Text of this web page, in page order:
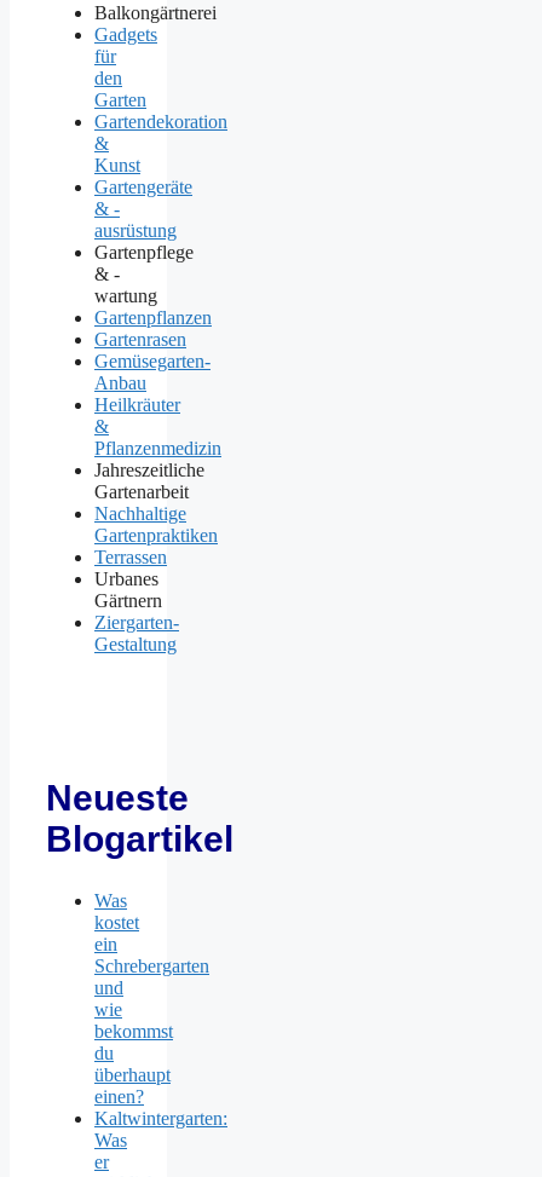
Balkongärtnerei
Gadgets
für
den
Garten
Gartendekoration
&
Kunst
Gartengeräte
& -
ausrüstung
Gartenpflege
& -
wartung
Gartenpflanzen
Gartenrasen
Gemüsegarten-
Anbau
Heilkräuter
&
Pflanzenmedizin
Jahreszeitliche
Gartenarbeit
Nachhaltige
Gartenpraktiken
Terrassen
Urbanes
Gärtnern
Ziergarten-
Gestaltung
Neueste
Blogartikel
Was
kostet
ein
Schrebergarten
und
wie
bekommst
du
überhaupt
einen?
Kaltwintergarten:
Was
er